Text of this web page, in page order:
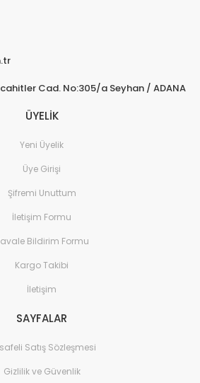
Cad. No:305/a Seyhan / ADANA
ÜYELİK
Yeni Üyelik
Üye Girişi
Şifremi Unuttum
İletişim Formu
Bildirim Formu
Kargo Takibi
İletişim
SAYFALAR
Satış Sözleşmesi
Gizlilik ve Güvenlik